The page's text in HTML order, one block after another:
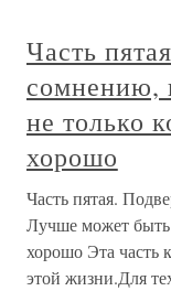
Часть
сомнению,
не только
хорошо
Часть пятая.
Лучше может быть
хорошо Эта часть
этой жизни.Для